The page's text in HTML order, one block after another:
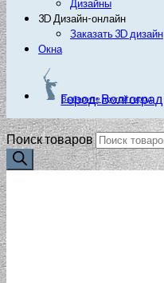
Дизайны
3D Дизайн-онлайн
Заказать 3D дизайн
Окна
Город: Волгоград
Выберите другой город
Поиск товаров